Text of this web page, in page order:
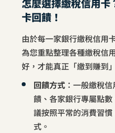
怎麼選擇繳稅信用卡
卡回饋！
由於每一家銀行繳稅信用
為您重點整理各種繳稅信
好，才能真正「繳到賺到
回饋方式 ：一般繳稅
饋、各家銀行專屬點
議按照平常的消費習
式。